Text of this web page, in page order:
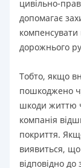
цивільно-
допомагає
дорожнього
Тобто, якщо
пошкоджено
шкоди життю
компанія
покриття.
виявиться,
відповідно